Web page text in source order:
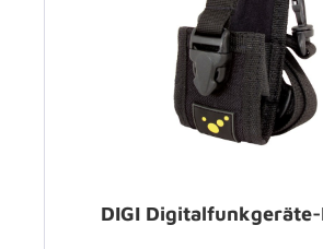
DIGI